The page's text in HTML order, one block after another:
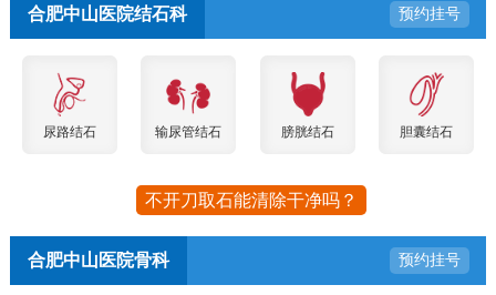
合肥中山医院结石科 预约挂号
尿路结石 输尿管结石 膀胱结石 胆囊结石
不开刀取石能清除干净吗？
合肥中山医院骨科 预约挂号